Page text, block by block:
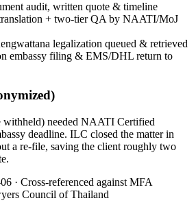
audit, written quote & timeline
+ two-tier QA by NAATI/MoJ
legalization queued & retrieved
embassy filing & EMS/DHL return to
withheld) needed NAATI Certified
deadline. ILC closed the matter in
a re-file, saving the client roughly two
· Cross-referenced against MFA
Council of Thailand